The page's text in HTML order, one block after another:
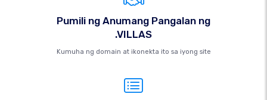
Pumili ng Anumang Pangalan ng
.VILLAS
Kumuha ng domain at ikonekta ito sa iyong site